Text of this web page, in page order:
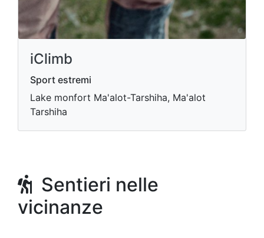
iClimb
Sport estremi
Lake monfort Ma'alot-Tarshiha, Ma'alot
Tarshiha
Sentieri nelle
vicinanze